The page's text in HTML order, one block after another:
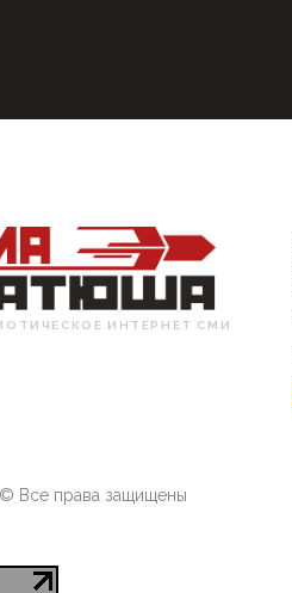
ИНТЕРНЕТ СМИ
Все права защищены